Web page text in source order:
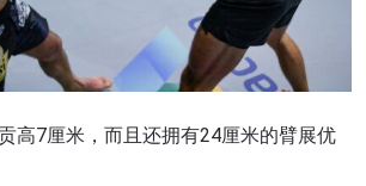
高7厘米，而且还拥有24厘米的臂展优